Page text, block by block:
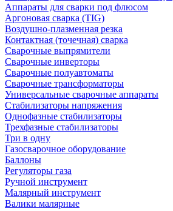
Аппараты для сварки под флюсом
Аргоновая сварка (TIG)
Воздушно-плазменная резка
Контактная (точечная) сварка
Сварочные выпрямители
Сварочные инверторы
Сварочные полуавтоматы
Сварочные трансформаторы
Универсальные сварочные аппараты
Стабилизаторы напряжения
Однофазные стабилизаторы
Трехфазные стабилизаторы
Три в одну
Газосварочное оборудование
Баллоны
Регуляторы газа
Ручной инструмент
Малярный инструмент
Валики малярные